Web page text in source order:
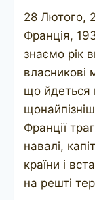
28 Лютого,
Франція,
знаємо рік
що йдеться
Франції
навалі,
країни і
на решті